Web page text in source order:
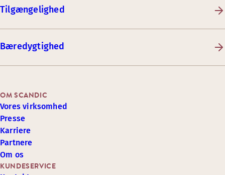
Tilgængelighed
Bæredygtighed
KUNDESERVICE
OM SCANDIC
Vores virksomhed
Presse
Karriere
Partnere
Om os